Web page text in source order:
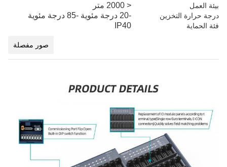
بيئة العمل < 2000 متر
درجة حرارة التخزين
فئة الحماية IP40
صور مفصلة